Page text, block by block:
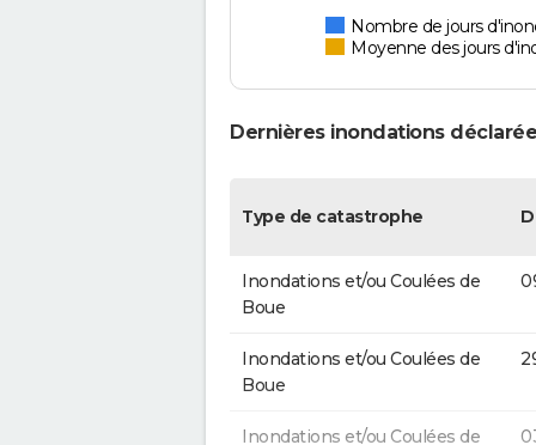
Nombre de jours
Moyenne des jours
Dernières inondations
Type de catastrophe
Inondations et/ou Coulées de
Boue
Inondations et/ou Coulées de
Boue
Inondations et/ou Coulées de